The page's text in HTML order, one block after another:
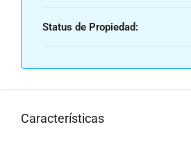
Status de Propiedad:
Características